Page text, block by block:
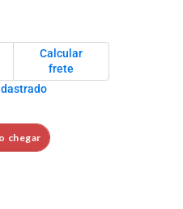
Calcular
frete
chegar